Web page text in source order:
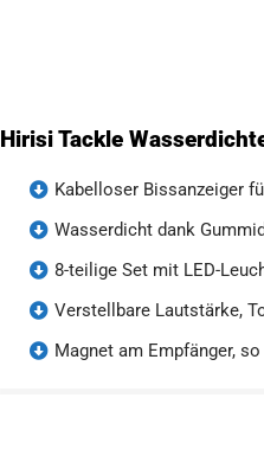
Hirisi Tackle
Kabelloser Bissanzeiger
Wasserdicht dank
8-teilige Set mit LED-
Verstellbare Lautstärke,
Magnet am Empfänger,